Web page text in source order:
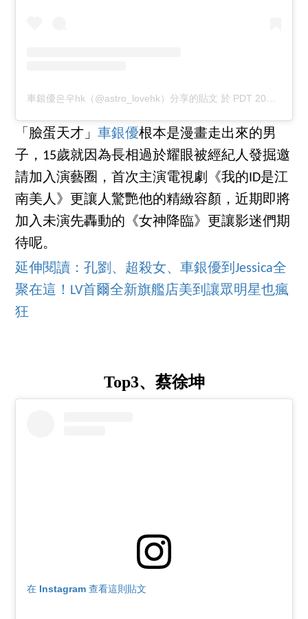
車銀優은우hk（@astro_lovehk）分享的貼文 於 PDT 2016 年 11月 月 5 日 上午 8:25
「臉蛋天才」車銀優根本是漫畫走出來的男
子，15歲就因為長相過於耀眼被經紀人發掘邀
請加入演藝圈，首次主演電視劇《我的ID是江
南美人》更讓人驚艷他的精緻容顏，近期即將
加入未演先轟動的《女神降臨》更讓影迷們期
待呢。
延伸閱讀：孔劉、超殺女、車銀優到Jessica全
聚在這！LV首爾全新旗艦店美到讓眾明星也瘋
狂
Top3、蔡徐坤
在 Instagram 查看這則貼文